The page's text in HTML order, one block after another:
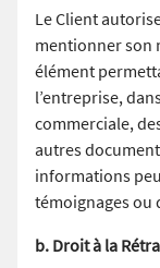
Le Client
mentionner son
élément
l’entreprise,
commerciale,
autres
informations
témoignages ou
b. Droit à la